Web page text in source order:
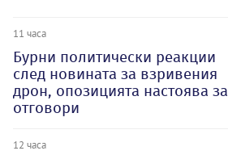
11 часа
Бурни политически реакции
след новината за взривения
дрон, опозицията настоява за
отговори
12 часа